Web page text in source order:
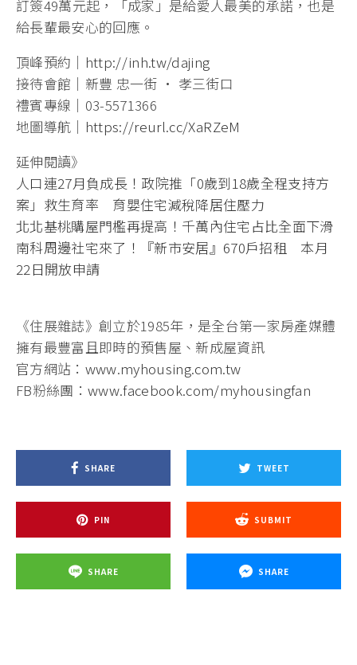
訂簽49萬元起，「成家」是給愛人最美的承諾，也是
給長輩最安心的回應。
頂峰預約｜ http://inh.tw/dajing
接待會館｜新豐 忠一街 · 孝三街口
禮賓專線｜03-5571366
地圖導航｜ https://reurl.cc/XaRZeM
延伸閱讀》
人口連27月負成長！政院推「0歲到18歲全程支持方
案」救生育率 育嬰住宅減稅降居住壓力
北北基桃購屋門檻再提高！千萬內住宅占比全面下滑
南科周邊社宅來了！『新市安居』670戶招租 本月
22日開放申請
《住展雜誌》創立於1985年，是全台第一家房產媒體
擁有最豐富且即時的預售屋、新成屋資訊
官方網站： www.myhousing.com.tw
FB粉絲團：www.facebook.com/myhousingfan
SHARE TWEET
PIN SUBMIT
SHARE SHARE